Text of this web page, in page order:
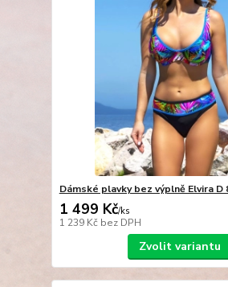
Dámské plavky bez výplně Elvira D
1 499 Kč/ks
1 239 Kč bez DPH
Zvolit variantu